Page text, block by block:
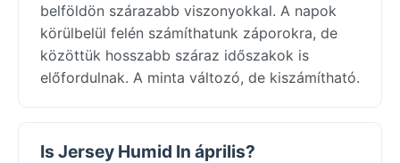
belföldön szárazabb viszonyokkal. A napok
körülbelül felén számíthatunk záporokra, de
közöttük hosszabb száraz időszakok is
előfordulnak. A minta változó, de kiszámítható.
Is Jersey Humid In április?